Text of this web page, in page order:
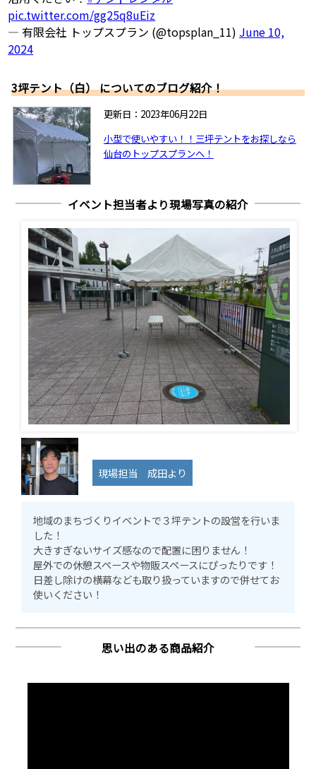
pic.twitter.com/gg25q8uEiz
— 有限会社 トップスプラン (@topsplan_11) June 10,
2024
3坪テント（白） についてのブログ紹介！
更新日：2023年06月22日
小型で使いやすい！！三坪テントをお探しなら
仙台のトップスプランへ！
イベント担当者より現場写真の紹介
現場担当 成田より
地域のまちづくりイベントで３坪テントの設営を行いま
した！
大きすぎないサイズ感なので配置に困りません！
屋外での休憩スペースや物販スペースにぴったりです！
日差し除けの横幕なども取り扱っていますので併せてお
使いください！
思い出のある商品紹介